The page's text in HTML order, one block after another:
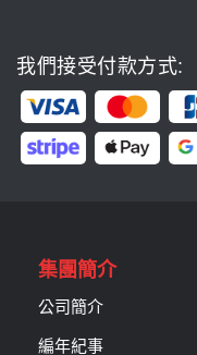
我們接受付款方式:
集團簡介
公司簡介
編年紀事